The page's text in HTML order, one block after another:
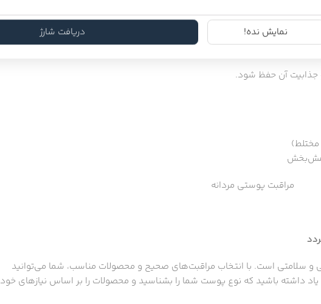
باید بدون الکل و حاوی مواد طبیعی باشند تا پوست را آسیب نرسانند.
جذابیت آن حفظ شود.
و سلامتی است. با انتخاب مراقبت‌های صحیح و محصولات مناسب، شما می‌توانید
داشته باشید که نوع پوست شما را بشناسید و محصولات را بر اساس نیازهای خود
نمایش نده! دریافت شارژ